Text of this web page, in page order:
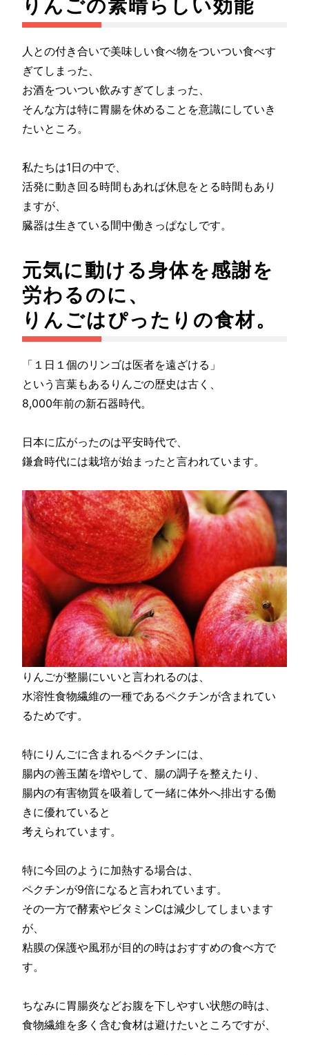
りんごの素晴らしい効能
人との付き合いで美味しい食べ物をついつい食べす
ぎてしまった、
お酒をついつい飲みすぎてしまった、
そんな方は特に胃腸を休めることを意識にしていき
たいところ。
私たちは1日の中で、
活発に動き回る時間もあれば休息をとる時間もあり
ますが、
臓器は生きている間中働きっぱなしです。
元気に動ける身体を感謝を
労わるのに、
りんごはぴったりの食材。
「１日１個のリンゴは医者を遠ざける」
という言葉もあるりんごの歴史は古く、
8,000年前の新石器時代。
日本に広がったのは平安時代で、
鎌倉時代には栽培が始まったと言われています。
りんごが整腸にいいと言われるのは、
水溶性食物繊維の一種であるペクチンが含まれてい
るためです。
特にりんごに含まれるペクチンには、
腸内の善玉菌を増やして、腸の調子を整えたり、
腸内の有害物質を吸着して一緒に体外へ排出する働
きに優れていると
考えられています。
特に今回のように加熱する場合は、
ペクチンが9倍になると言われています。
その一方で酵素やビタミンCは減少してしまいます
が、
粘膜の保護や風邪が目的の時はおすすめの食べ方で
す。
ちなみに胃腸炎などお腹を下しやすい状態の時は、
食物繊維を多く含む食材は避けたいところですが、